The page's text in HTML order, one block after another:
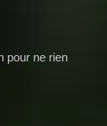
pour ne rien